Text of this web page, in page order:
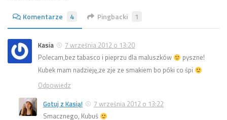
Komentarze 4 Pingbacki 1
Kasia
7 września 2012 o 13:20
Polecam,bez tabasco i pieprzu dla maluszków
pyszne!
Kubek mam nadzieję,że zje ze smakiem bo póki co śpi
Odpowiedz
Gotuj z Kasią!
7 września 2012 o 13:22
Smacznego, Kubuś